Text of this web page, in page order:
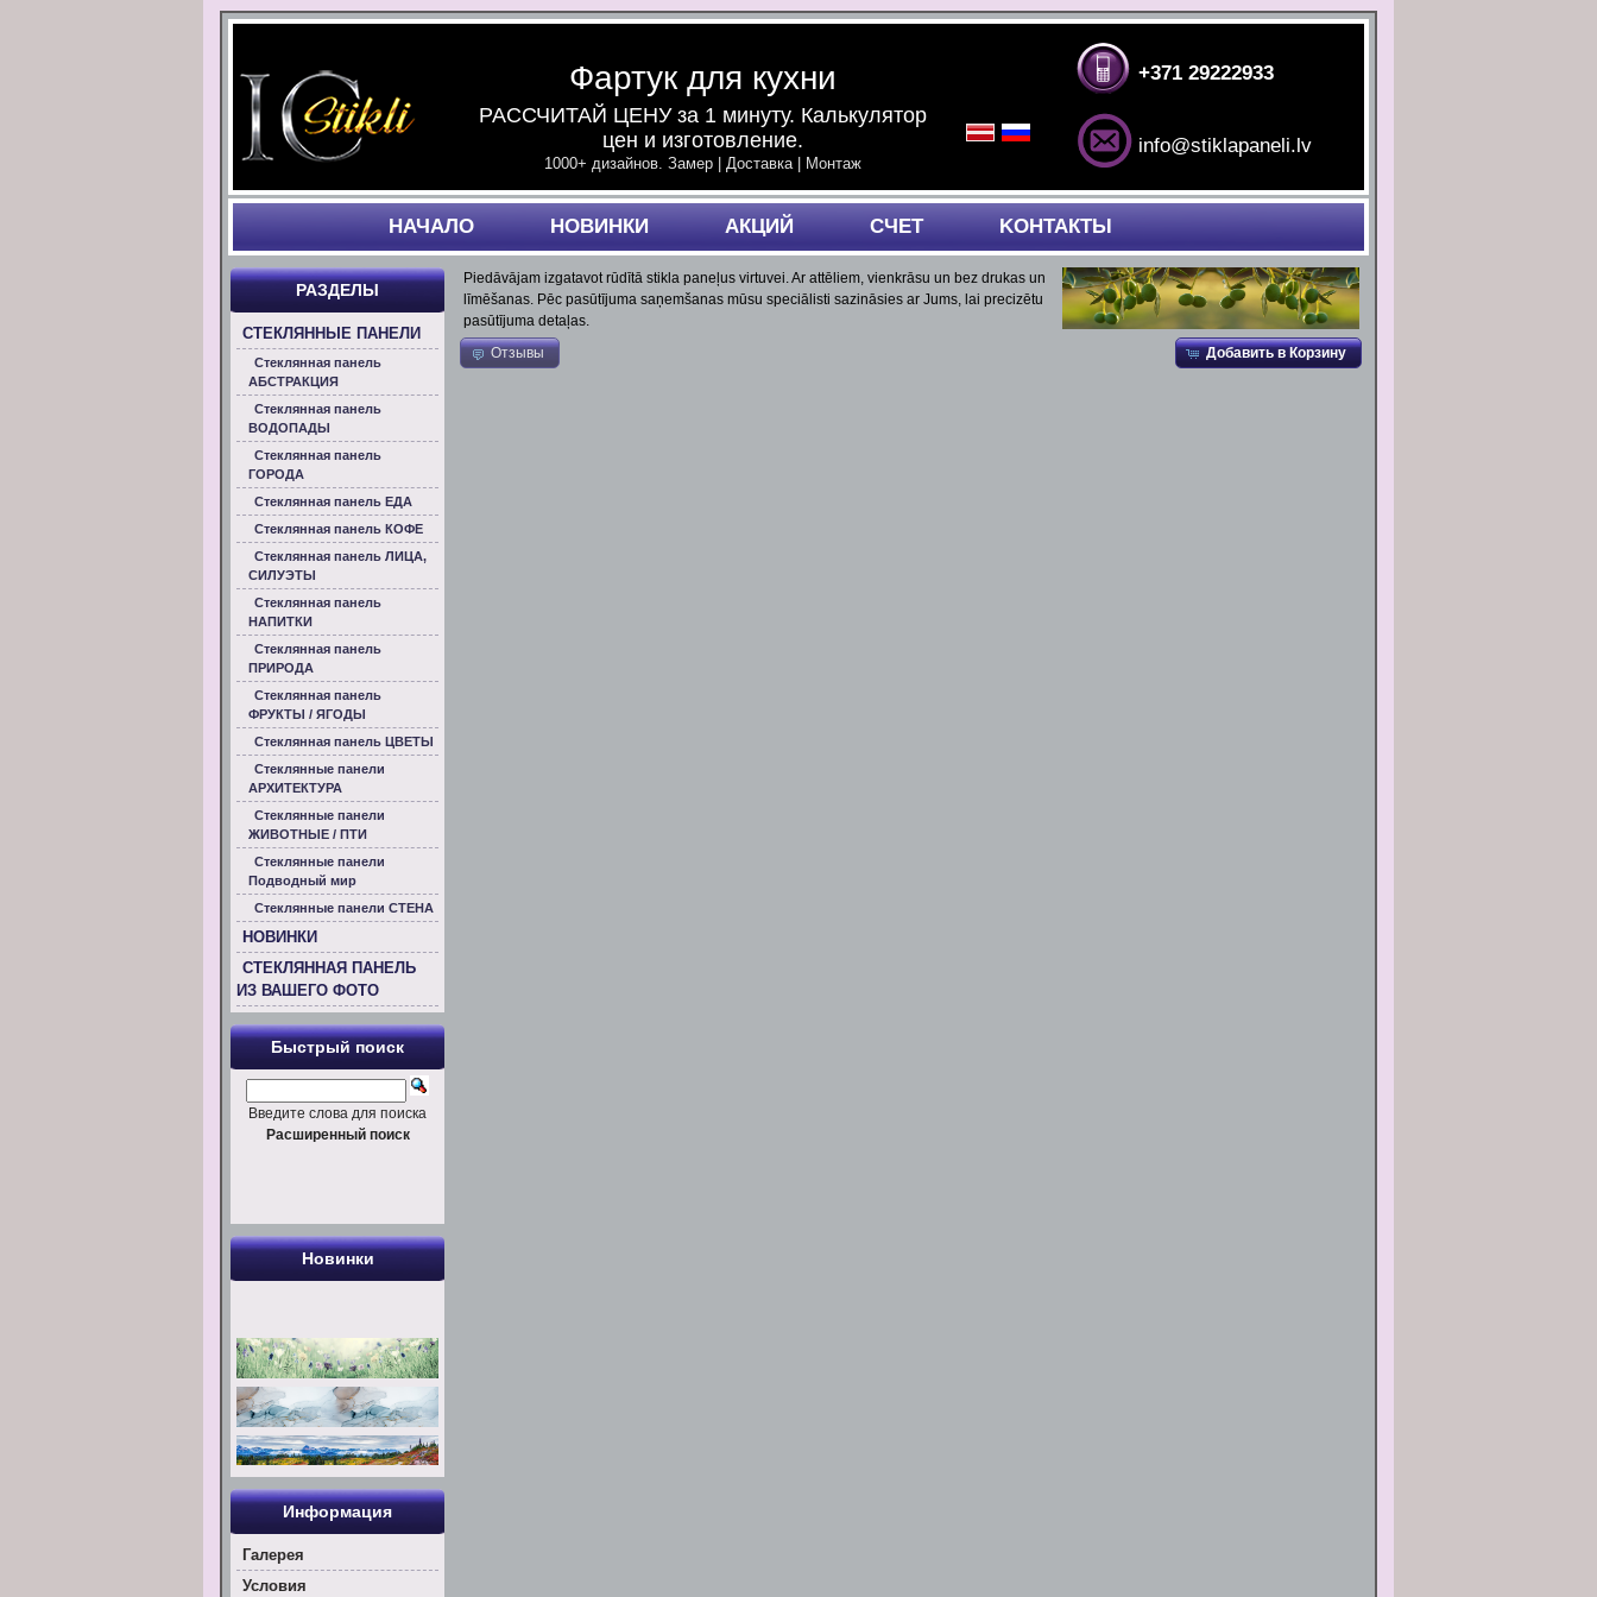
Фартук для кухни
РАССЧИТАЙ ЦЕНУ за 1 минуту. Калькулятор
цен и изготовление.
1000+ дизайнов. Замер | Доставка | Монтаж
+371 29222933
info@stiklapaneli.lv
НАЧАЛO НОВИНКИ АКЦИЙ СЧЕТ KОНТАКТЫ
Piedāvājam izgatavot rūdītā stikla paneļus virtuvei. Ar attēliem, vienkrāsu un bez drukas un
līmēšanas. Pēc pasūtījuma saņemšanas mūsu speciālisti sazināsies ar Jums, lai precizētu
pasūtījuma detaļas.
Добавить в Корзину
Отзывы
РАЗДЕЛЫ
СТЕКЛЯННЫЕ ПАНЕЛИ
Стеклянная панель
АБСТРАКЦИЯ
Стеклянная панель
ВОДОПАДЫ
Стеклянная панель
ГОРОДА
Стеклянная панель ЕДА
Стеклянная панель КОФЕ
Стеклянная панель ЛИЦА,
СИЛУЭТЫ
Стеклянная панель
НАПИТКИ
Стеклянная панель
ПРИРОДА
Стеклянная панель
ФРУКТЫ / ЯГОДЫ
Стеклянная панель ЦВЕТЫ
Стеклянные панели
АРХИТЕКТУРА
Стеклянные панели
ЖИВОТНЫЕ / ПТИ
Стеклянные панели
Подводный мир
Стеклянные панели СТЕНА
НОВИНКИ
СТЕКЛЯННАЯ ПАНЕЛЬ
ИЗ ВАШЕГО ФОТО
Быстрый поиск
Введите слова для поиска
Расширенный поиск
Новинки
Информация
Галерея
Условия